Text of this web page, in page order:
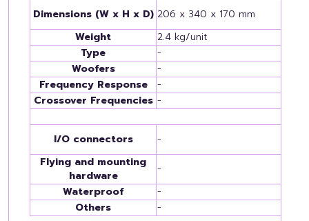
Dimensions (W x H x D) 206 x 340 x 170 mm
Weight
2.4 kg/unit
Type
-
Woofers
-
Frequency Response
-
Crossover Frequencies -
I/O connectors
-
Flying and mounting
hardware
-
Waterproof
-
Others
-